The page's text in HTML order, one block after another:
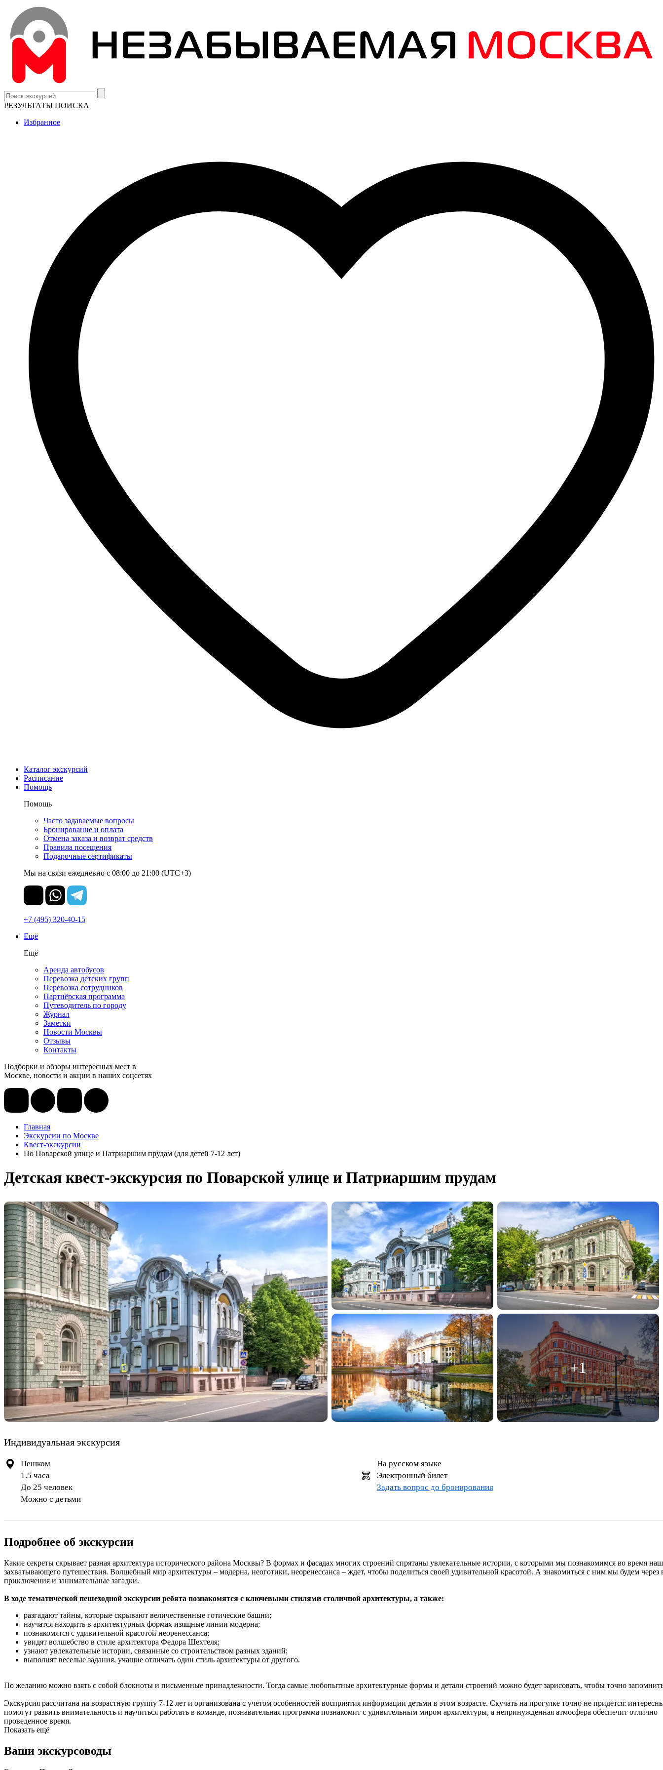
РЕЗУЛЬТАТЫ ПОИСКА
Избранное
Каталог экскурсий
Расписание
Помощь
Помощь
Часто задаваемые вопросы
Бронирование и оплата
Отмена заказа и возврат средств
Правила посещения
Подарочные сертификаты
Мы на связи ежедневно с 08:00 до 21:00 (UTC+3)
+7 (495) 320-40-15
Ещё
Ещё
Аренда автобусов
Перевозка детских групп
Перевозка сотрудников
Партнёрская программа
Путеводитель по городу
Журнал
Заметки
Новости Москвы
Отзывы
Контакты
Подборки и обзоры интересных мест в
Москве, новости и акции в наших соцсетях
Главная
Экскурсии по Москве
Квест-экскурсии
По Поварской улице и Патриаршим прудам (для детей 7-12 лет)
Детская квест-экскурсия по Поварской улице и Патриаршим прудам
+1
Индивидуальная экскурсия
Пешком
1.5 часа
До 25 человек
Можно с детьми
На русском языке
Электронный билет
Задать вопрос до бронирования
Подробнее об экскурсии
Какие секреты скрывает разная архитектура исторического района Москвы? В формах и фасадах многих строений спрятаны увлекательные истории, с которыми мы познакомимся во время
захватывающего путешествия. Волшебный мир архитектуры – модерна, неоготики, неоренессанса – ждет, чтобы поделиться своей удивительной красотой. А знакомиться с ним мы будем через
приключения и занимательные загадки.
В ходе тематической пешеходной экскурсии ребята познакомятся с ключевыми стилями столичной архитектуры, а также:
разгадают тайны, которые скрывают величественные готические башни;
научатся находить в архитектурных формах изящные линии модерна;
познакомятся с удивительной красотой неоренессанса;
увидят волшебство в стиле архитектора Федора Шехтеля;
узнают увлекательные истории, связанные со строительством разных зданий;
выполнят веселые задания, учащие отличать один стиль архитектуры от другого.
По желанию можно взять с собой блокноты и письменные принадлежности. Тогда самые любопытные архитектурные формы и детали строений можно будет зарисовать, чтобы точно
Экскурсия рассчитана на возрастную группу 7-12 лет и организована с учетом особенностей восприятия информации детьми в этом возрасте. Скучать на прогулке точно не придется:
помогут развить внимательность и научиться работать в команде, познавательная программа познакомит с удивительным миром архитектуры, а непринужденная атмосфера обеспечит отлично
проведенное время.
Показать ещё
Ваши экскурсоводы